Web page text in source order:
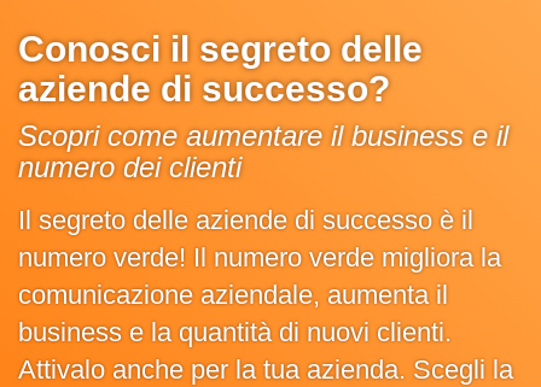
Conosci il segreto delle
aziende di successo?
Scopri come aumentare il business e il
numero dei clienti
Il segreto delle aziende di successo è il
numero verde! Il numero verde migliora la
comunicazione aziendale, aumenta il
business e la quantità di nuovi clienti.
Attivalo anche per la tua azienda. Scegli la